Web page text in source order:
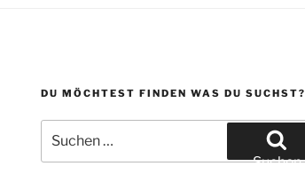
DU MÖCHTEST FINDEN WAS DU SUCHST?
nach:
Suchen